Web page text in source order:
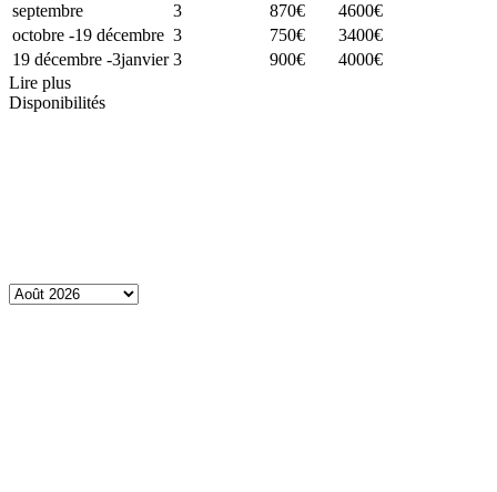
septembre
3 870€
4600€
octobre -19 décembre 3 750€
3400€
19 décembre -3janvier 3 900€
4000€
Lire plus
Disponibilités